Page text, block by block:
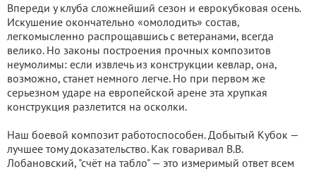
Впереди у клуба сложнейший сезон и еврокубковая осень.
Искушение окончательно «омолодить» состав,
легкомысленно распрощавшись с ветеранами, всегда
велико. Но законы построения прочных композитов
неумолимы: если извлечь из конструкции кевлар, она,
возможно, станет немного легче. Но при первом же
серьезном ударе на европейской арене эта хрупкая
конструкция разлетится на осколки.
Наш боевой композит работоспособен. Добытый Кубок —
лучшее тому доказательство. Как говаривал В.В.
Лобановский, "счёт на табло" — это измеримый ответ всем